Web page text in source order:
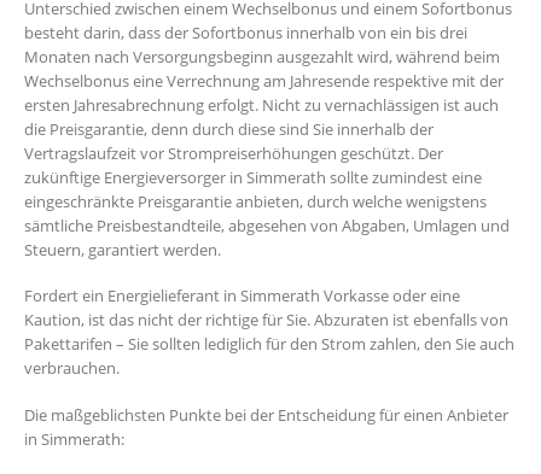
Unterschied zwischen einem Wechselbonus und einem Sofortbonus
besteht darin, dass der Sofortbonus innerhalb von ein bis drei
Monaten nach Versorgungsbeginn ausgezahlt wird, während beim
Wechselbonus eine Verrechnung am Jahresende respektive mit der
ersten Jahresabrechnung erfolgt. Nicht zu vernachlässigen ist auch
die Preisgarantie, denn durch diese sind Sie innerhalb der
Vertragslaufzeit vor Strompreiserhöhungen geschützt. Der
zukünftige Energieversorger in Simmerath sollte zumindest eine
eingeschränkte Preisgarantie anbieten, durch welche wenigstens
sämtliche Preisbestandteile, abgesehen von Abgaben, Umlagen und
Steuern, garantiert werden.
Fordert ein Energielieferant in Simmerath Vorkasse oder eine
Kaution, ist das nicht der richtige für Sie. Abzuraten ist ebenfalls von
Pakettarifen – Sie sollten lediglich für den Strom zahlen, den Sie auch
verbrauchen.
Die maßgeblichsten Punkte bei der Entscheidung für einen Anbieter
in Simmerath: